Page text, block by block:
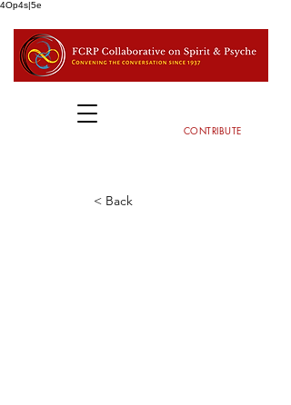
4Op4s|5e
CONTRIBUTE
< Back